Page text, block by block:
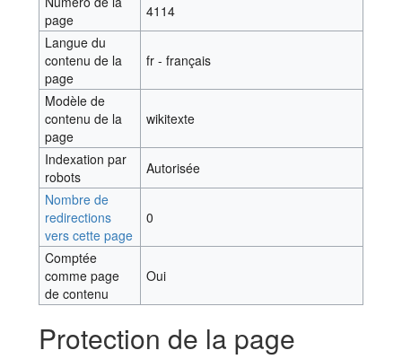
page
4114
Langue du
contenu de la
page
fr - français
Modèle de
contenu de la
page
wikitexte
Indexation par
robots
Autorisée
Nombre de
redirections
vers cette page
0
Comptée
comme page
de contenu
Oui
Protection de la page